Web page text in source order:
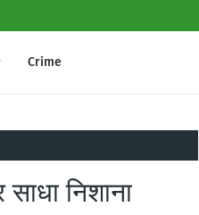
Crime
निशाना